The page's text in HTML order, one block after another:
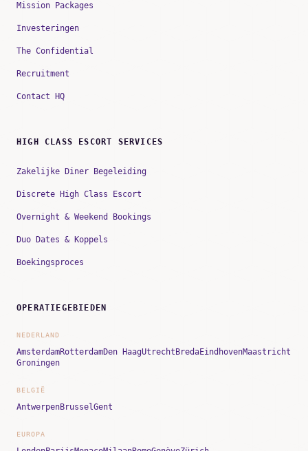
Mission Packages
Investeringen
The Confidential
Recruitment
Contact HQ
HIGH CLASS ESCORT SERVICES
Zakelijke Diner Begeleiding
Discrete High Class Escort
Overnight & Weekend Bookings
Duo Dates & Koppels
Boekingsproces
OPERATIEGEBIEDEN
NEDERLAND
AmsterdamRotterdamDen HaagUtrecht BredaEindhovenMaastricht
Groningen
BELGIË
AntwerpenBrusselGent
EUROPA